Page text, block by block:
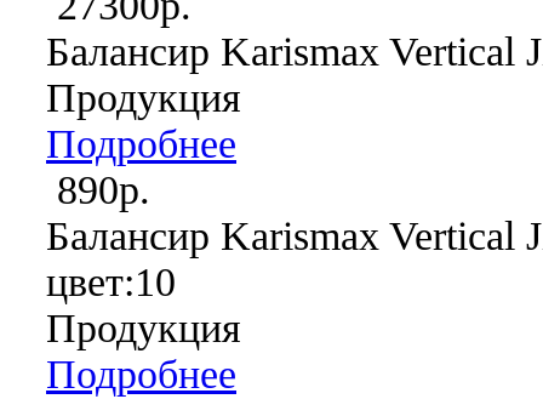
Балансир Karismax Vertical
Продукция
Подробнее
890р.
Балансир Karismax Vertical
цвет:10
Продукция
Подробнее